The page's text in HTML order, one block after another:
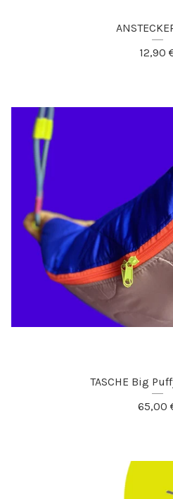
12,90
TASCHE Big
65,00